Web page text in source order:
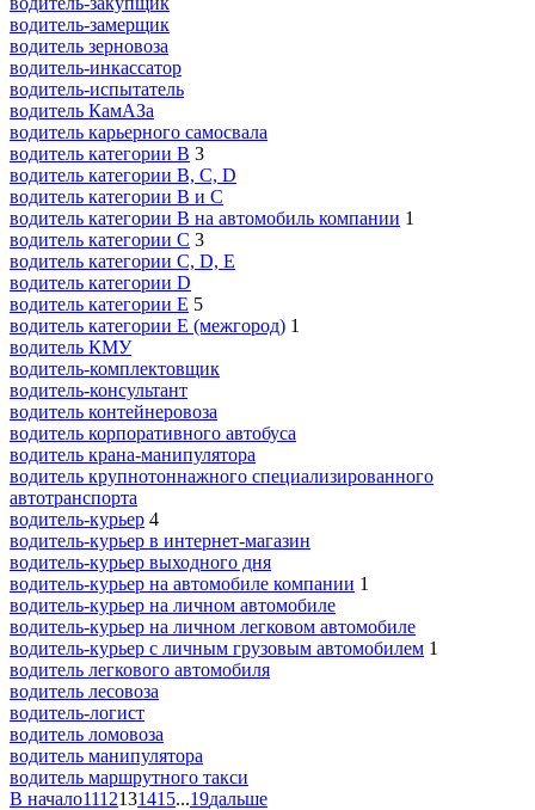
водитель-замерщик
водитель зерновоза
водитель-инкассатор
водитель-испытатель
водитель КамАЗа
водитель карьерного самосвала
водитель категории B 3
водитель категории B, C, D
водитель категории B и C
водитель категории B на автомобиль компании 1
водитель категории C 3
водитель категории C, D, E
водитель категории D
водитель категории E 5
водитель категории E (межгород) 1
водитель КМУ
водитель-комплектовщик
водитель-консультант
водитель контейнеровоза
водитель корпоративного автобуса
водитель крана-манипулятора
водитель крупнотоннажного специализированного
автотранспорта
водитель-курьер 4
водитель-курьер в интернет-магазин
водитель-курьер выходного дня
водитель-курьер на автомобиле компании 1
водитель-курьер на личном автомобиле
водитель-курьер на личном легковом автомобиле
водитель-курьер с личным грузовым автомобилем 1
водитель легкового автомобиля
водитель лесовоза
водитель-логист
водитель ломовоза
водитель манипулятора
водитель маршрутного такси
В начало1112131415...19дальше